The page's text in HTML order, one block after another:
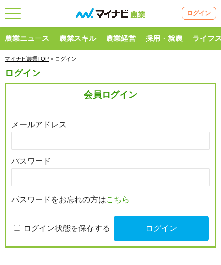
ログイン
農業ニュース 農業スキル 農業経営 採用・就農 ライフ
マイナビ農業TOP > ログイン
ログイン
会員ログイン
メールアドレス
パスワード
パスワードをお忘れの方はこちら
ログイン状態を保存する